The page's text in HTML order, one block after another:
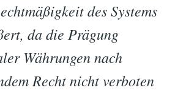
des Systems
da die Prägung
Währungen nach
Recht nicht verboten